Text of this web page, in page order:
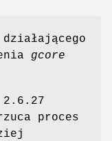
gcore
proces